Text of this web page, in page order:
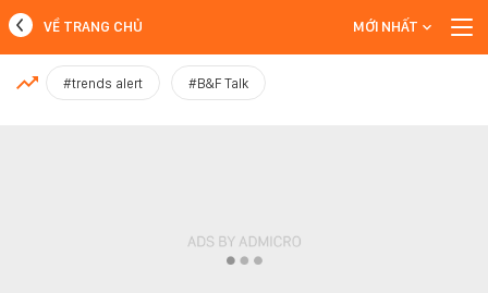
MỚI NHẤT
VỀ TRANG CHỦ MỚI NHẤT
#trends alert #B&F Talk